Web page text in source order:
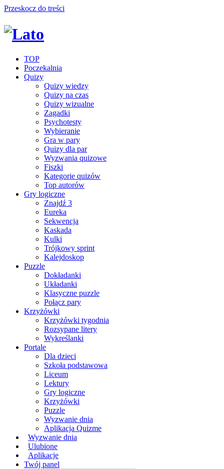
Przeskocz do treści
TOP
Poczekalnia
Quizy
Quizy wiedzy
Quizy na czas
Quizy wizualne
Zagadki
Psychotesty
Wybieranie
Gra w pary
Quizy dla par
Wyzwania quizowe
Fiszki
Kategorie quizów
Top autorów
Gry logiczne
Znajdź 3
Eureka
Sekwencja
Kaskada
Kulki
Trójkowy sprint
Kalejdoskop
Puzzle
Dokładanki
Układanki
Klasyczne puzzle
Połącz pary
Krzyżówki
Krzyżówki tygodnia
Rozsypane litery
Wykreślanki
Portale
Dla dzieci
Szkoła podstawowa
Liceum
Lektury
Gry logiczne
Krzyżówki
Puzzle
Wyzwanie dnia
Aplikacja Quizme
Wyzwanie dnia
Ulubione
Aplikacje
Twój panel